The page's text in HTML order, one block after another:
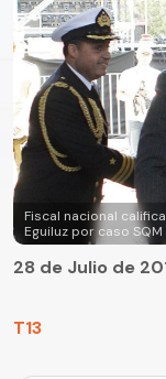
Fiscal nacional
Eguiluz por caso SQM
T13
28 de Julio de